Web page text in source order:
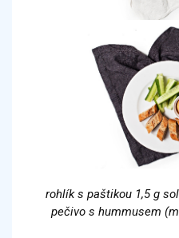
rohlík s
pečivo s hummusem